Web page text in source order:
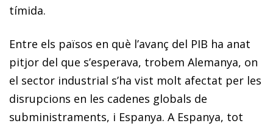
tímida.
Entre els països en què l’avanç del PIB ha anat
pitjor del que s’esperava, trobem Alemanya, on
el sector industrial s’ha vist molt afectat per les
disrupcions en les cadenes globals de
subministraments, i Espanya. A Espanya, tot